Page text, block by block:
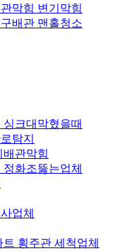
막힘 변기막힘
배관 맨홀청소
크대막혔을때
탐지
배관막힘
화조뚫는업체
업체
횡주관 세척업체